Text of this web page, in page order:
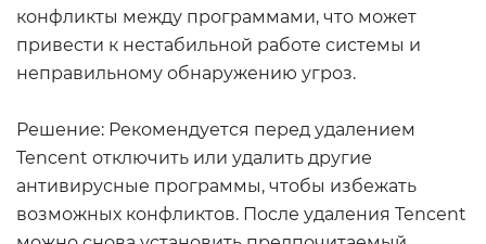
конфликты между программами, что может
привести к нестабильной работе системы и
неправильному обнаружению угроз.
Решение: Рекомендуется перед удалением
Tencent отключить или удалить другие
антивирусные программы, чтобы избежать
возможных конфликтов. После удаления Tencent